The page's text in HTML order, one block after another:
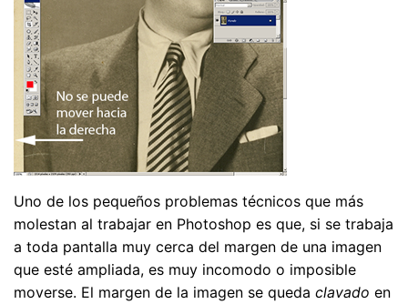
Uno de los pequeños problemas técnicos que más
molestan al trabajar en Photoshop es que, si se trabaja
a toda pantalla muy cerca del margen de una imagen
que esté ampliada, es muy incomodo o imposible
moverse. El margen de la imagen se queda clavado en